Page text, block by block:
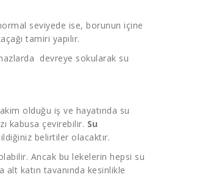
seviyede ise, borunun içine
tamiri yapılır.
devreye sokularak su
olduğu iş ve hayatında su
kabusa çevirebilir. Su
belirtiler olacaktır.
Ancak bu lekelerin hepsi su
katın tavanında kesinlikle